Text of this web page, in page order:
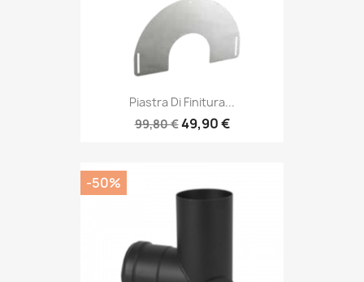
Piastra Di Finitura...
99,80 €49,90 €
-50%